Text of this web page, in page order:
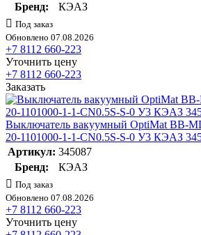
Бренд:
КЭАЗ
Под заказ
Обновлено 07.08.2026
+7 8112 660-223
Уточнить цену
+7 8112 660-223
Заказать
Выключатель вакуумный OptiMat BB-
20-1101000-1-1-CN0.5S-S-0 У3 КЭАЗ
Артикул: 345087
Бренд:
КЭАЗ
Под заказ
Обновлено 07.08.2026
+7 8112 660-223
Уточнить цену